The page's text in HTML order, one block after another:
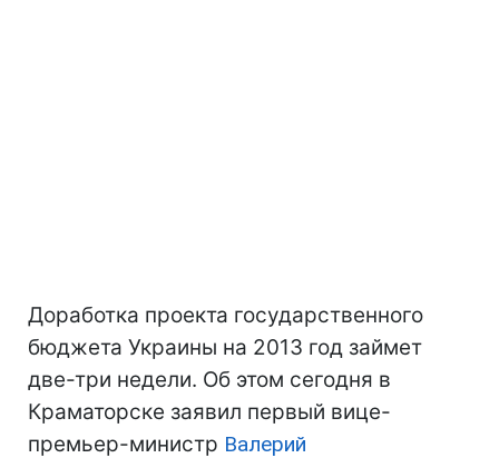
Доработка проекта государственного
бюджета Украины на 2013 год займет
две-три недели. Об этом сегодня в
Краматорске заявил первый вице-
премьер-министр Валерий